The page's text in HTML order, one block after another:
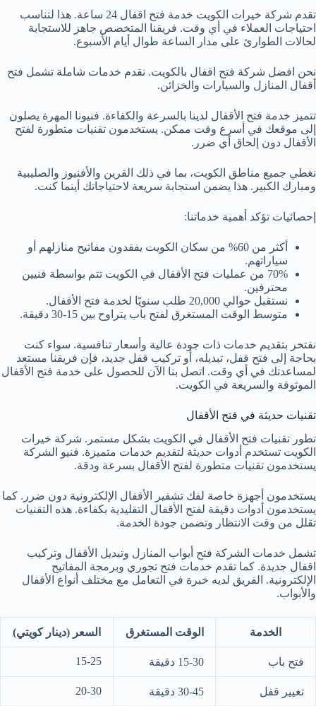
تقدم شركة خيرات الكويت خدمة فتح اقفال 24 ساعة. هذا لتناسب
احتياجات العملاء في أي وقت. فريقنا المتخصص جاهز للاستجابة
لحالات الطوارئ على مدار الساعة طوال أيام الأسبوع.
نحن افضل شركة فتح اقفال بالكويت. نقدم خدمات شاملة تشمل فتح
أقفال المنازل والسيارات والخزائن.
تتميز خدمة فتح الأقفال لدينا بالسرعة والكفاءة. فنيونا المهرة يصلون
إلى موقعك في أسرع وقت ممكن. يستخدمون تقنيات متطورة لفتح
الأقفال دون إلحاق أي ضرر.
نغطي جميع مناطق الكويت، بما في ذلك القرين والأفنيوز والصليبية
ومبارك الكبير. هذا يضمن استجابة سريعة لاحتياجاتك أينما كنت.
إحصائيات تؤكد أهمية خدماتنا:
أكثر من 60% من سكان الكويت يفقدون مفاتيح منازلهم أو
سياراتهم.
70% من عمليات فتح الأقفال في الكويت تتم بواسطة فنيين
محترفين.
نستقبل حوالي 20,000 طلب سنويًا لخدمة فتح الأقفال.
متوسط الوقت المستغرق لفتح باب يتراوح بين 15-30 دقيقة.
نفتخر بتقديم خدمات ذات جودة عالية وأسعار تنافسية. سواء كنت
بحاجة إلى فتح قفل، تبديله، أو تركيب قفل جديد، فإن فريقنا مستعد
لمساعدتك في أي وقت. اتصل بنا الآن للحصول على خدمة فتح الأقفال
الموثوقة والسريعة في الكويت.
تقنيات حديثة في فتح الأقفال
تطور تقنيات فتح الأقفال في الكويت بشكل مستمر. شركة خيرات
الكويت تستخدم أدوات حديثة لتقديم خدمات متميزة. فنيو الشركة
يستخدمون تقنيات متطورة لفتح الأقفال بسرعة ودقة.
يستخدمون أجهزة خاصة لفك تشفير الأقفال الإلكترونية دون ضرر. كما
يستخدمون أدوات دقيقة لفتح الأقفال التقليدية بكفاءة. هذه التقنيات
تقلل من وقت الانتظار وتضمن جودة الخدمة.
تشمل خدمات الشركة فتح أبواب المنازل وتبديل الأقفال وتركيب
اقفال جديدة. كما تقدم خدمات فتح تجوري وبرمجة المفاتيح
الإلكترونية. الفريق لديه خبرة في التعامل مع مختلف أنواع الأقفال
والأبواب.
الخدمة الوقت المستغرق السعر (دينار كويتي)
فتح باب 15-30 دقيقة 15-25
تغيير قفل 30-45 دقيقة 20-30